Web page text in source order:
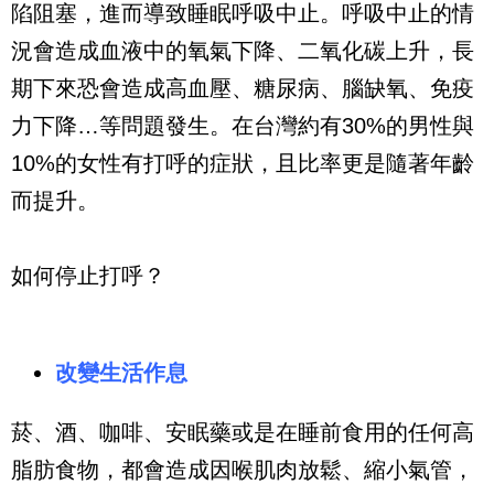
陷阻塞，進而導致睡眠呼吸中止。呼吸中止的情
況會造成血液中的氧氣下降、二氧化碳上升，長
期下來恐會造成高血壓、糖尿病、腦缺氧、免疫
力下降…等問題發生。在台灣約有30%的男性與
10%的女性有打呼的症狀，且比率更是隨著年齡
而提升。
如何停止打呼？
改變生活作息
菸、酒、咖啡、安眠藥或是在睡前食用的任何高
脂肪食物，都會造成因喉肌肉放鬆、縮小氣管，